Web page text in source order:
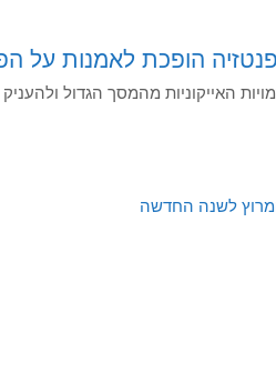
האייקוניות מהמסך הגדול